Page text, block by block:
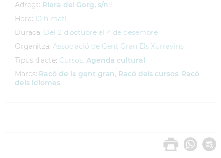
Adreça: Riera del Gorg, s/n
Hora: 10 h matí
Durada: Del 2 d'octubre al 4 de desembre
Organitza: Associació de Gent Gran Els Xurravins
Tipus d'acte: Cursos, Agenda cultural
Marcs: Racó de la gent gran, Racó dels cursos, Racó
dels idiomes